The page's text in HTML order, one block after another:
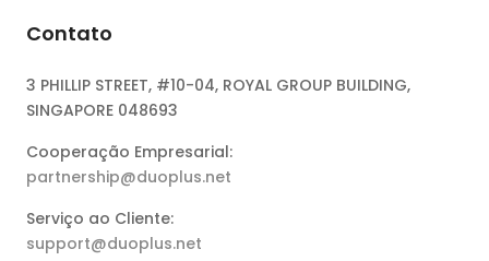
Contato
3 PHILLIP STREET, #10-04, ROYAL GROUP BUILDING,
SINGAPORE 048693
Cooperação Empresarial:
partnership@duoplus.net
Serviço ao Cliente:
support@duoplus.net